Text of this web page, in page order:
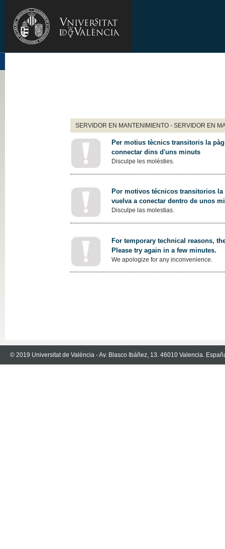
SERVIDOR EN MANTENIMIENTO - SERVIDOR EN
Per motius tècnics transitoris la
connectar dins d'uns minuts
Disculpe les molèsties.
Por motivos técnicos transitorios
vuelva a conectar dentro de unos
Disculpe las molestias.
For temporary technical reasons,
Please try again in a few minutes.
We apologize for any inconvenience.
© 2019 Universitat de València - Av. Blasco Ibáñez, 13. 46010 Valencia.